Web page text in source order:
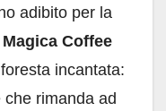
adibito per la
Coffee
incantata:
rimanda ad